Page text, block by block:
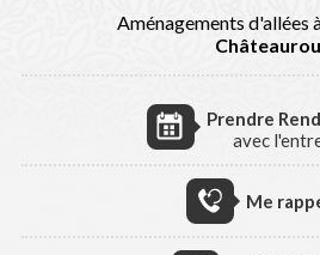
Aménagements d'allées
Prendre
avec
Me